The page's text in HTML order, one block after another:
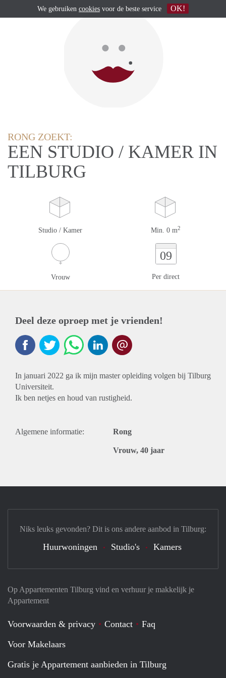
RONG ZOEKT:
EEN STUDIO / KAMER IN
TILBURG
Studio / Kamer Min. 0 m2
Vrouw
09
Per direct
Deel deze oproep met je vrienden!
In januari 2022 ga ik mijn master opleiding volgen bij Tilburg
Universiteit.
Ik ben netjes en houd van rustigheid.
Algemene informatie: Rong
Vrouw, 40 jaar
Op Appartementen Tilburg vind en verhuur je makkelijk je
Appartement
Voorwaarden & privacy Contact
Faq
Voor Makelaars
Gratis je Appartement aanbieden in Tilburg
Niks leuks gevonden? Dit is ons andere aanbod in Tilburg:
Huurwoningen Studio's Kamers
We gebruiken cookies voor de beste service OK!